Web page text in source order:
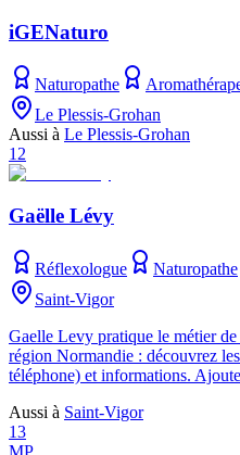
iGENaturo
Naturopathe
Le Plessis-Grohan
Aussi à Le Plessis-Grohan
12
Gaëlle Lévy
Réflexologue
Naturopathe
Saint-Vigor
Gaelle Levy pratique le métier
région Normandie : découvrez
téléphone) et informations.
Aussi à Saint-Vigor
13
MP